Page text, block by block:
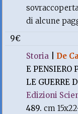
di alcune
9€
Storia
De
E PENSIERO
LE GUERRE
Edizioni
489.cm